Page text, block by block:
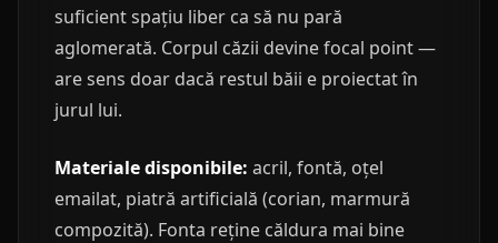
suficient spațiu liber ca să nu pară
aglomerată. Corpul căzii devine focal point —
are sens doar dacă restul băii e proiectat în
jurul lui.
Materiale disponibile: acril, fontă, oțel
emailat, piatră artificială (corian, marmură
compozită). Fonta reține căldura mai bine